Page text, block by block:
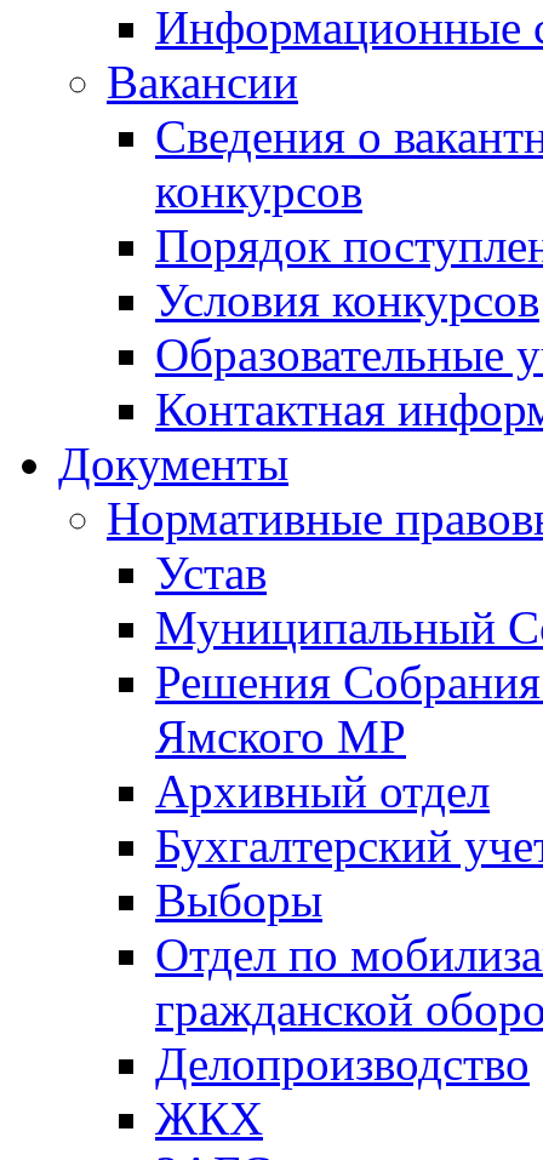
Информационные
Вакансии
Сведения о
конкурсов
Порядок
Условия конкурсов
Образовательные
Контактная
Документы
Нормативные
Устав
Муниципальный
Решения
Ямского МР
Архивный отдел
Бухгалтерский
Выборы
Отдел по
гражданской
Делопроизводство
ЖКХ